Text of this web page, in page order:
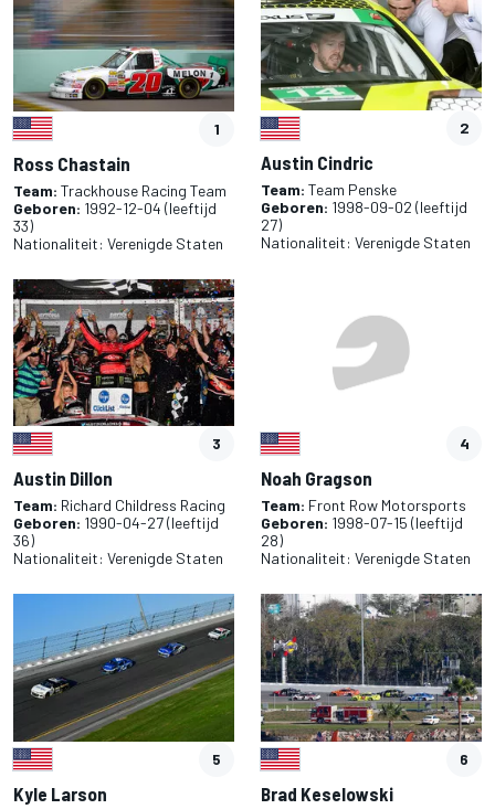
1
Ross Chastain
Team: Trackhouse Racing Team
Geboren: 1992-12-04 (leeftijd
33)
Nationaliteit: Verenigde Staten
2
Austin Cindric
Team: Team Penske
Geboren: 1998-09-02 (leeftijd
27)
Nationaliteit: Verenigde Staten
3
Austin Dillon
Team: Richard Childress Racing
Geboren: 1990-04-27(leeftijd
36)
Nationaliteit: Verenigde Staten
4
Noah Gragson
Team: Front Row Motorsports
Geboren: 1998-07-15 (leeftijd
28)
Nationaliteit: Verenigde Staten
5
Kyle Larson
6
Brad Keselowski